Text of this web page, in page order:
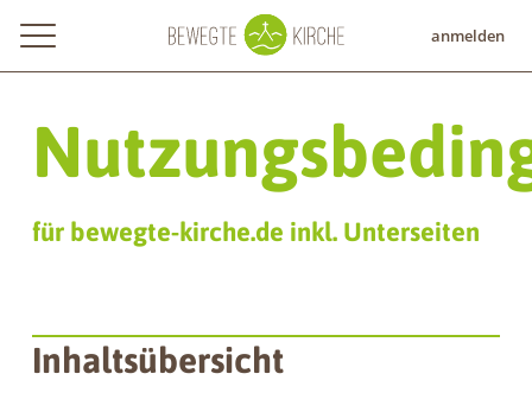
anmelden
für bewegte-kirche.de inkl. Unterseiten
Inhaltsübersicht